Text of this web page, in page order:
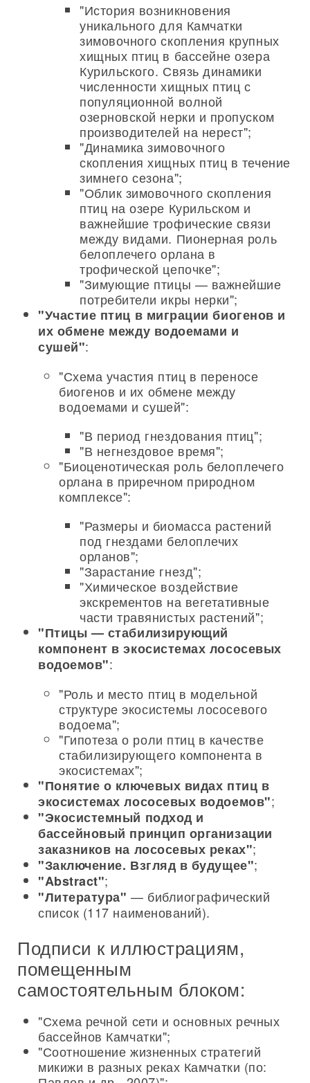
"История возникновения
уникального для Камчатки
зимовочного скопления крупных
хищных птиц в бассейне озера
Курильского. Связь динамики
численности хищных птиц с
популяционной волной
озерновской нерки и пропуском
производителей на нерест";
"Динамика зимовочного
скопления хищных птиц в течение
зимнего сезона";
"Облик зимовочного скопления
птиц на озере Курильском и
важнейшие трофические связи
между видами. Пионерная роль
белоплечего орлана в
трофической цепочке";
"Зимующие птицы — важнейшие
потребители икры нерки";
"Участие птиц в миграции биогенов и
их обмене между водоемами и
сушей":
"Схема участия птиц в переносе
биогенов и их обмене между
водоемами и сушей":
"В период гнездования птиц";
"В негнездовое время";
"Биоценотическая роль белоплечего
орлана в приречном природном
комплексе":
"Размеры и биомасса растений
под гнездами белоплечих
орланов";
"Зарастание гнезд";
"Химическое воздействие
экскрементов на вегетативные
части травянистых растений";
"Птицы — стабилизирующий
компонент в экосистемах лососевых
водоемов":
"Роль и место птиц в модельной
структуре экосистемы лососевого
водоема";
"Гипотеза о роли птиц в качестве
стабилизирующего компонента в
экосистемах";
"Понятие о ключевых видах птиц в
экосистемах лососевых водоемов";
"Экосистемный подход и
бассейновый принцип организации
заказников на лососевых реках";
"Заключение. Взгляд в будущее";
"Abstract";
"Литература" — библиографический
список (117 наименований).
Подписи к иллюстрациям,
помещенным
самостоятельным блоком:
"Схема речной сети и основных речных
бассейнов Камчатки";
"Соотношение жизненных стратегий
микижи в разных реках Камчатки (по: